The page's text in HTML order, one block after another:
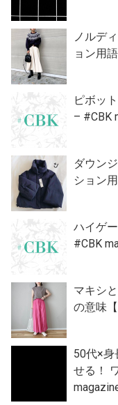
ノルデ
ョン用
ピボッ
– #CBK
ダウン
ション
ハイゲ
#CBK
マキシ
の意味【
50代×身
せる！